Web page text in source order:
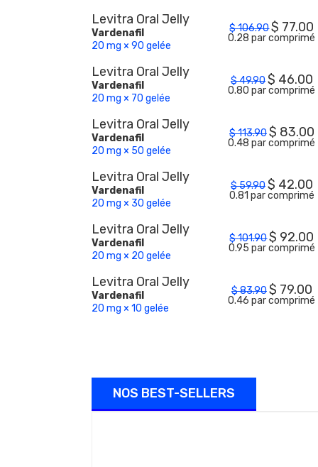
Levitra Oral Jelly
Vardenafil
20 mg × 90 gelée
$106.90$ 77.00
0.28 par comprimé
Levitra Oral Jelly
Vardenafil
20 mg × 70 gelée
$49.90$ 46.00
0.80 par comprimé
Levitra Oral Jelly
Vardenafil
20 mg × 50 gelée
$113.90$ 83.00
0.48 par comprimé
Levitra Oral Jelly
Vardenafil
20 mg × 30 gelée
$59.90$ 42.00
0.81 par comprimé
Levitra Oral Jelly
Vardenafil
20 mg × 20 gelée
$101.90$ 92.00
0.95 par comprimé
Levitra Oral Jelly
Vardenafil
20 mg × 10 gelée
$83.90$ 79.00
0.46 par comprimé
NOS BEST-SELLERS